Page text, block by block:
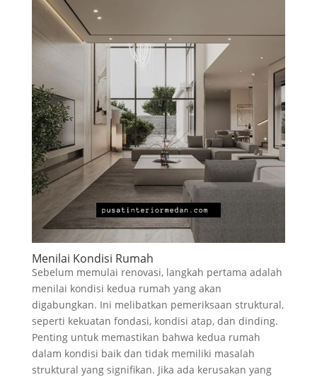
Menilai Kondisi Rumah
Sebelum memulai renovasi, langkah pertama adalah
menilai kondisi kedua rumah yang akan
digabungkan. Ini melibatkan pemeriksaan struktural,
seperti kekuatan fondasi, kondisi atap, dan dinding.
Penting untuk memastikan bahwa kedua rumah
dalam kondisi baik dan tidak memiliki masalah
struktural yang signifikan. Jika ada kerusakan yang